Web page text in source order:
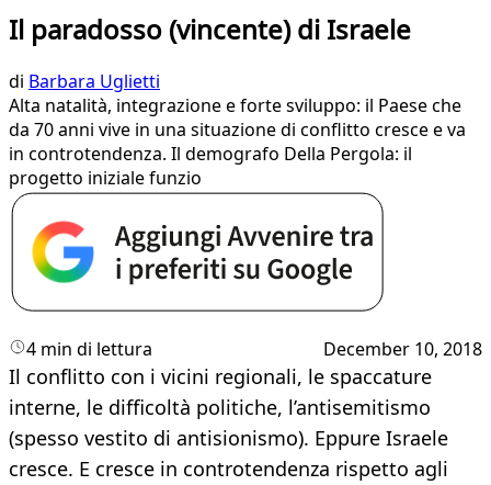
Il paradosso (vincente) di Israele
di Barbara Uglietti
Alta natalità, integrazione e forte sviluppo: il Paese che
da 70 anni vive in una situazione di conflitto cresce e va
in controtendenza. Il demografo Della Pergola: il
progetto iniziale funzio
4 min di lettura December 10, 2018
Il conflitto con i vicini regionali, le spaccature
interne, le difficoltà politiche, l’antisemitismo
(spesso vestito di antisionismo). Eppure Israele
cresce. E cresce in controtendenza rispetto agli